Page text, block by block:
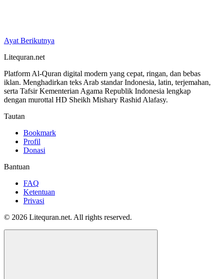
Ayat Berikutnya
Litequran.net
Platform Al-Quran digital modern yang cepat, ringan, dan bebas
iklan. Menghadirkan teks Arab standar Indonesia, latin, terjemahan,
serta Tafsir Kementerian Agama Republik Indonesia lengkap
dengan murottal HD Sheikh Mishary Rashid Alafasy.
Tautan
Bookmark
Profil
Donasi
Bantuan
FAQ
Ketentuan
Privasi
© 2026 Litequran.net. All rights reserved.